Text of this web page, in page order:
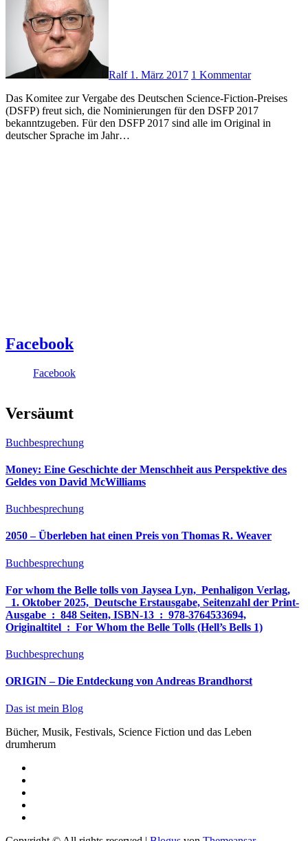
Ralf 1. März 2017 1 Kommentar
Das Komitee zur Vergabe des Deutschen Science-Fiction-Preises
(DSFP) freut sich, die Nominierungen für den DSFP 2017
bekanntzugeben. Für den DSFP 2017 sind alle im Original in
deutscher Sprache im Jahr…
Facebook
Facebook
Versäumt
Buchbesprechung
Money: Eine Geschichte der Menschheit aus Perspektive des
Geldes von David McWilliams
Buchbesprechung
2050 – Überleben hat einen Preis von Thomas R. Weaver
Buchbesprechung
For whom the Belle tolls von Jaysea Lyn, ‎ Penhaligon Verlag,
‎ 1. Oktober 2025, ‎ Deutsche Erstausgabe, Seitenzahl der Print-
Ausgabe ‏ : ‎ 848 Seiten, ISBN-13 ‏ : ‎ 978-3764533694,
Originaltitel ‏ : ‎ For Whom the Belle Tolls (Hell’s Bells 1)
Buchbesprechung
ORIGIN – Die Entdeckung von Andreas Brandhorst
Das ist mein Blog
Bücher, Musik, Festivals, Science Fiction und das Leben
drumherum